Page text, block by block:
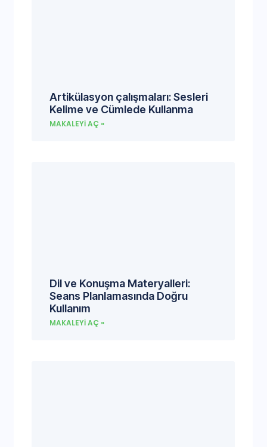
Artikülasyon çalışmaları: Sesleri
Kelime ve Cümlede Kullanma
MAKALEYI AÇ »
Dil ve Konuşma Materyalleri:
Seans Planlamasında Doğru
Kullanım
MAKALEYI AÇ »